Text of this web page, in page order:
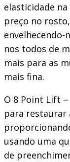
elasticidade
preço no
nos todos de
mais para as
mais fina.
O 8 Point Lift
para restaurar
usando uma
de